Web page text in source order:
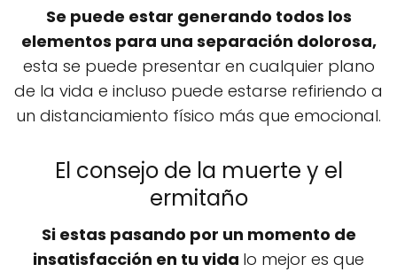
Se puede estar generando todos los
elementos para una separación dolorosa,
esta se puede presentar en cualquier plano
de la vida e incluso puede estarse refiriendo a
un distanciamiento físico más que emocional.
El consejo de la muerte y el
ermitaño
Si estas pasando por un momento de
insatisfacción en tu vida lo mejor es que